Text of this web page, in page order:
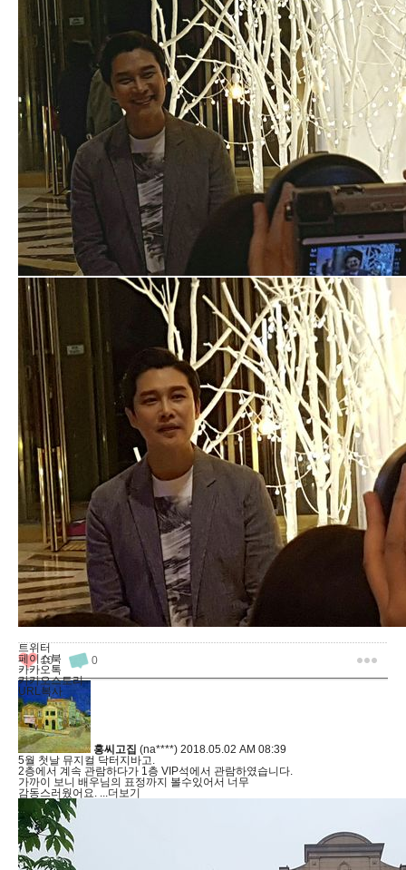
10 0
트위터
페이스북
카카오톡
카카오스토리
URL복사
홍씨고집 (na****) 2018.05.02 AM 08:39
5월 첫날 뮤지컬 닥터지바고.
2층에서 계속 관람하다가 1층 VIP석에서 관람하였습니다.
가까이 보니 배우님의 표정까지 볼수있어서 너무
감동스러웠어요.
...더보기